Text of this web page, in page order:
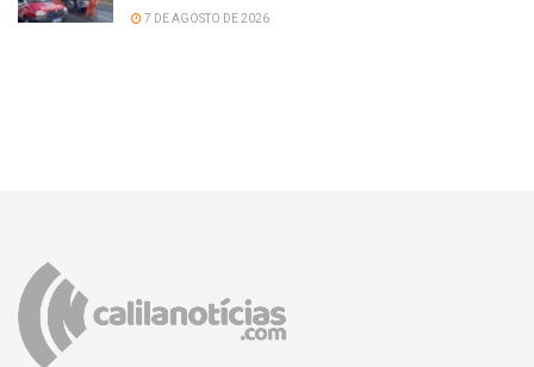
7 DE AGOSTO DE 2026